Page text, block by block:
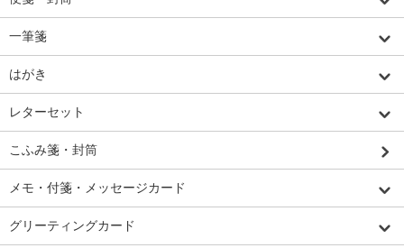
一筆箋
はがき
レターセット
こふみ箋・封筒
メモ・付箋・メッセージカード
グリーティングカード